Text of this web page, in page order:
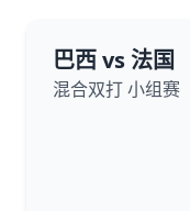
巴西 vs 法国
混合双打 小组赛